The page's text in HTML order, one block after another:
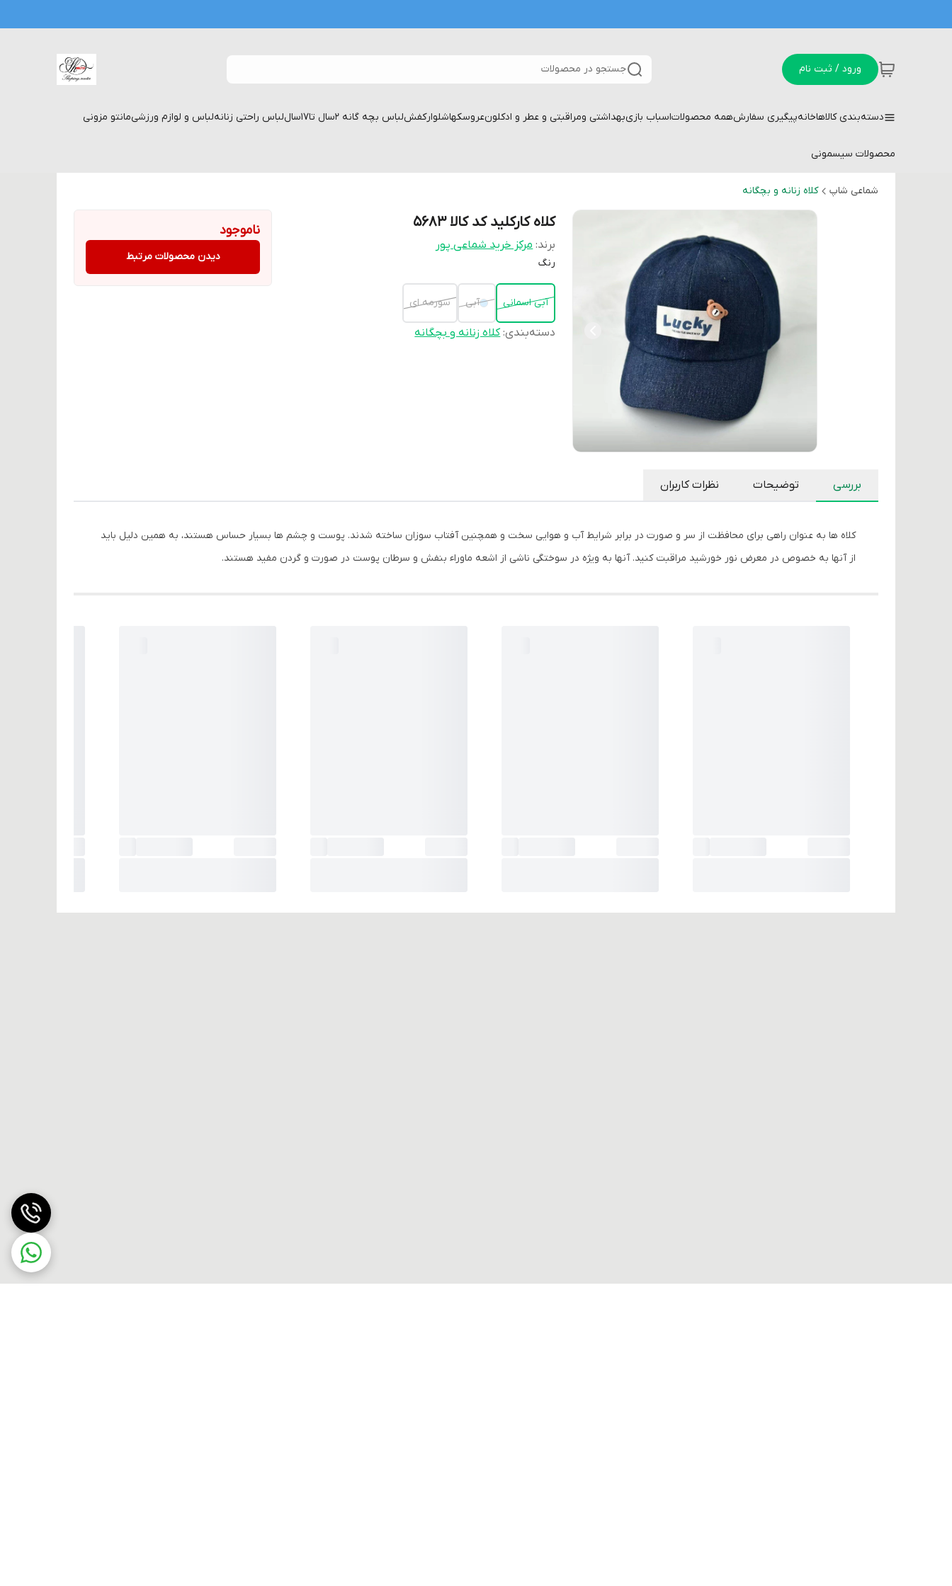
ورود / ثبت نام جستجو در محصولات
دسته‌بندی کالاهاخانهپیگیری سفارشهمه محصولاتاسباب بازیبهداشتی ومراقبتی و عطر و ادکلونعروسکهاشلوارکفشلباس بچه گانه 2سال تا۱۷سال لباس راحتی زنانهلباس و لوازم ورزشیمانتو مزونی
محصولات سیسمونی
شماعی شاپ کلاه زنانه و بچگانه
کلاه کارکلید کد کالا ۵۶۸۳
برند: مرکز خرید شماعی پور
رنگ
آبی اسمانی آبی سورمه ای
دسته‌بندی:کلاه زنانه و بچگانه
ناموجود
دیدن محصولات مرتبط
بررسی توضیحات نظرات کاربران
کلاه ها به عنوان راهی برای محافظت از سر و صورت در برابر شرایط آب و هوایی سخت و همچنین آفتاب سوزان ساخته شدند. پوست و چشم ها بسیار حساس هستند، به همین دلیل باید
از آنها به خصوص در معرض نور خورشید مراقبت کنید. آنها به ویژه در سوختگی ناشی از اشعه ماوراء بنفش و سرطان پوست در صورت و گردن مفید هستند.